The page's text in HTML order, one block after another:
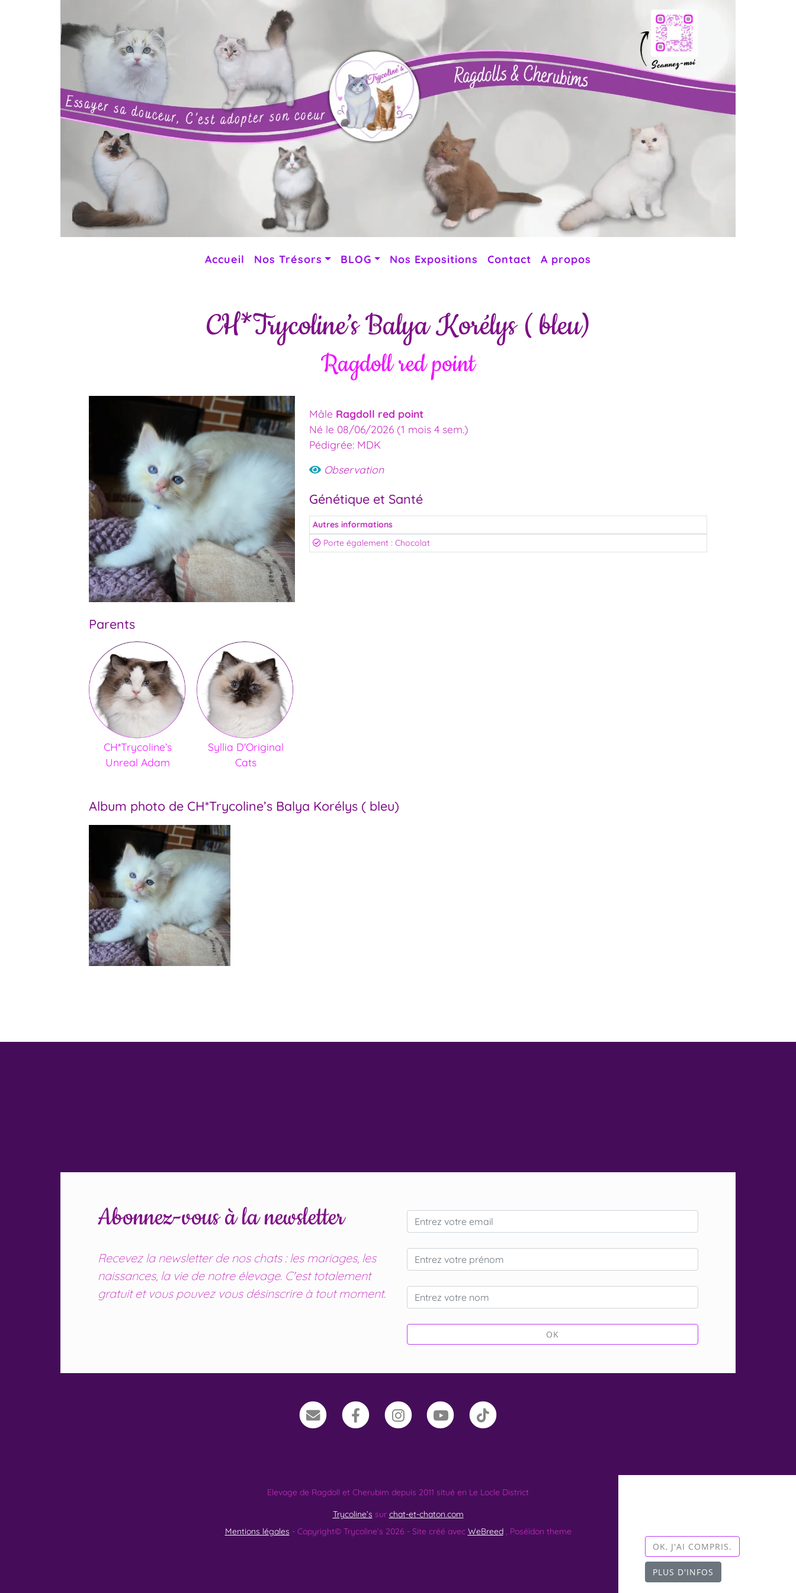
Accueil Nos Trésors BLOG Nos Expositions Contact A propos
CH*Trycoline’s Balya Korélys ( bleu)
Ragdoll red point
Parents
CH*Trycoline’s
Unreal Adam
Syllia D'Original
Cats
Mâle Ragdoll red point
Né le 08/06/2026 (1 mois 4 sem.)
Pédigrée: MDK
Observation
Génétique et Santé
Autres informations
Porte également : Chocolat
Album photo de CH*Trycoline’s Balya Korélys ( bleu)
Abonnez-vous à la newsletter
Recevez la newsletter de nos chats : les mariages, les
naissances, la vie de notre élevage. C'est totalement
gratuit et vous pouvez vous désinscrire à tout moment.
OK
Elevage de Ragdoll et Cherubim depuis 2011 situé en Le Locle District
Trycoline’s sur chat-et-chaton.com
Mentions légales - Copyright© Trycoline’s 2026 - Site créé avec WeBreed, Poséïdon theme
OK, J'AI COMPRIS.
PLUS D'INFOS